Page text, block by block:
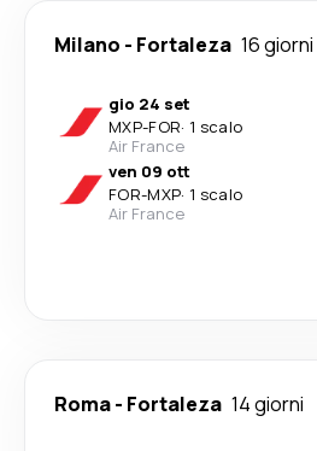
Milano - Fortaleza 16 giorni
gio 24 set
MXP-FOR· 1 scalo
Air France
ven 09 ott
FOR-MXP· 1 scalo
Air France
Roma- Fortaleza 14 giorni